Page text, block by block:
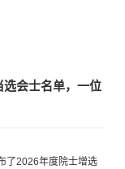
考入中国科学技术大
会士名单，一位
了2026年度院士增选